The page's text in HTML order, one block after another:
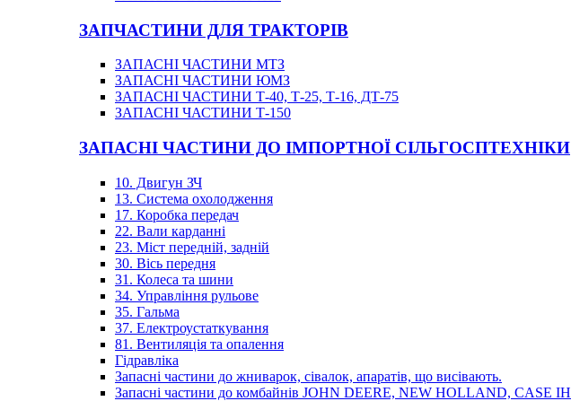
ЗАПЧАСТИНИ ДЛЯ ТРАКТОРІВ
ЗАПАСНІ ЧАСТИНИ МТЗ
ЗАПАСНІ ЧАСТИНИ ЮМЗ
ЗАПАСНІ ЧАСТИНИ Т-40, Т-25, Т-16, ДТ-75
ЗАПАСНІ ЧАСТИНИ Т-150
ЗАПАСНІ ЧАСТИНИ ДО ІМПОРТНОЇ СІЛЬГОСПТЕХНІКИ
10. Двигун ЗЧ
13. Система охолодження
17. Коробка передач
22. Вали карданні
23. Міст передній, задній
30. Вісь передня
31. Колеса та шини
34. Управління рульове
35. Гальма
37. Електроустаткування
81. Вентиляція та опалення
Гідравліка
Запасні частини до жниварок, сівалок, апаратів, що висівають.
Запасні частини до комбайнів JOHN DEERE, NEW HOLLAND, CASE IH